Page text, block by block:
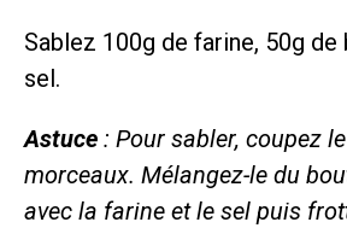
Sablez 100g de farine, 50g de
sel.
Astuce : Pour sabler, coupez
morceaux. Mélangez-le du
avec la farine et le sel puis